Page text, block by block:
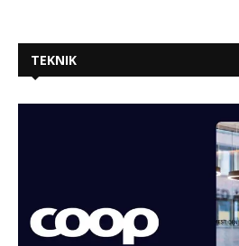
TEKNIK